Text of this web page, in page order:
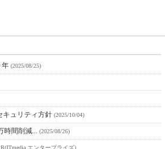
年 (2025/08/25)
ュリティ方針 (2025/10/04)
時間削減... (2025/08/26)
エンタープライズ)